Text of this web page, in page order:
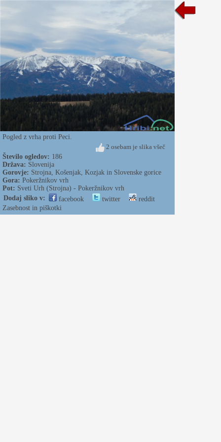
Pogled z vrha proti Peci.
2 osebam je slika všeč
Število ogledov: 186
Država: Slovenija
Gorovje: Strojna, Košenjak, Kozjak in Slovenske gorice
Gora: Pokeržnikov vrh
Pot: Sveti Urh (Strojna) - Pokeržnikov vrh
Dodaj sliko v:
facebook twitter
reddit
Zasebnost in piškotki